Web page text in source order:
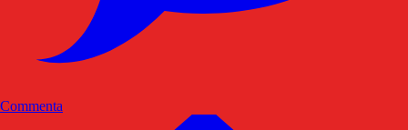
Commenta